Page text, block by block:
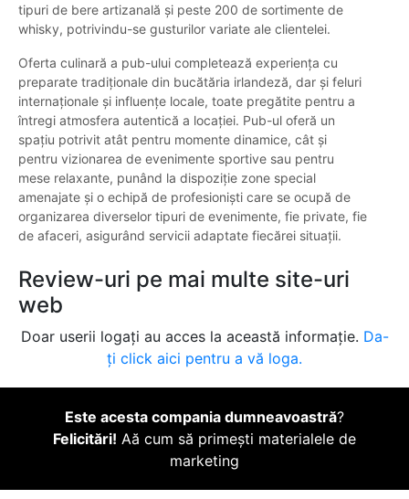
tipuri de bere artizanală și peste 200 de sortimente de
whisky, potrivindu-se gusturilor variate ale clientelei.
Oferta culinară a pub-ului completează experiența cu
preparate tradiționale din bucătăria irlandeză, dar și feluri
internaționale și influențe locale, toate pregătite pentru a
întregi atmosfera autentică a locației. Pub-ul oferă un
spațiu potrivit atât pentru momente dinamice, cât și
pentru vizionarea de evenimente sportive sau pentru
mese relaxante, punând la dispoziție zone special
amenajate și o echipă de profesioniști care se ocupă de
organizarea diverselor tipuri de evenimente, fie private, fie
de afaceri, asigurând servicii adaptate fiecărei situații.
Review-uri pe mai multe site-uri
web
Doar userii logați au acces la această informație. Da-
ți click aici pentru a vă loga.
Este acesta compania dumneavoastră?
Felicitări! Aă cum să primești materialele de
marketing